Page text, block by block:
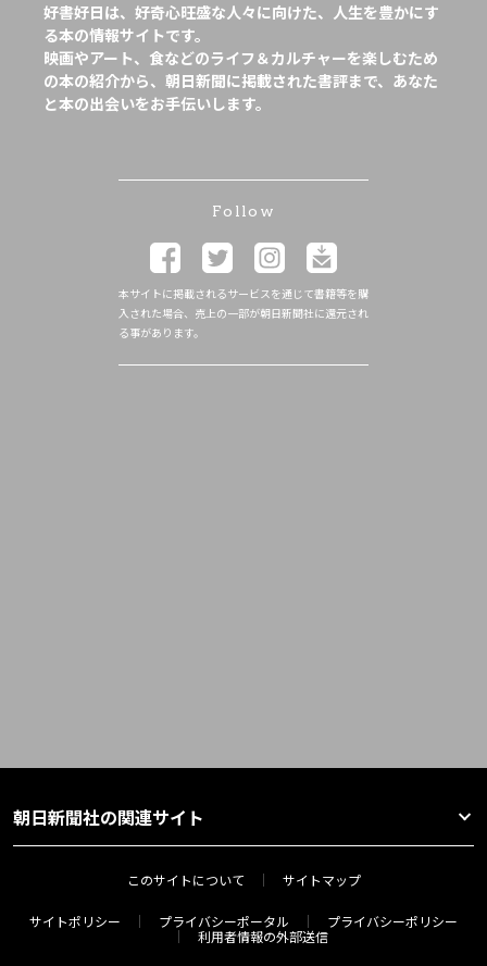
好書好日は、好奇心旺盛な人々に向けた、人生を豊かにす
る本の情報サイトです。
映画やアート、食などのライフ＆カルチャーを楽しむため
の本の紹介から、朝日新聞に掲載された書評まで、あなた
と本の出会いをお手伝いします。
Follow
本サイトに掲載されるサービスを通じて書籍等を購
入された場合、売上の一部が朝日新聞社に還元され
る事があります。
朝日新聞社の関連サイト
このサイトについて サイトマップ
サイトポリシー プライバシーポータル
プライバシーポリシー
利用者情報の外部送信